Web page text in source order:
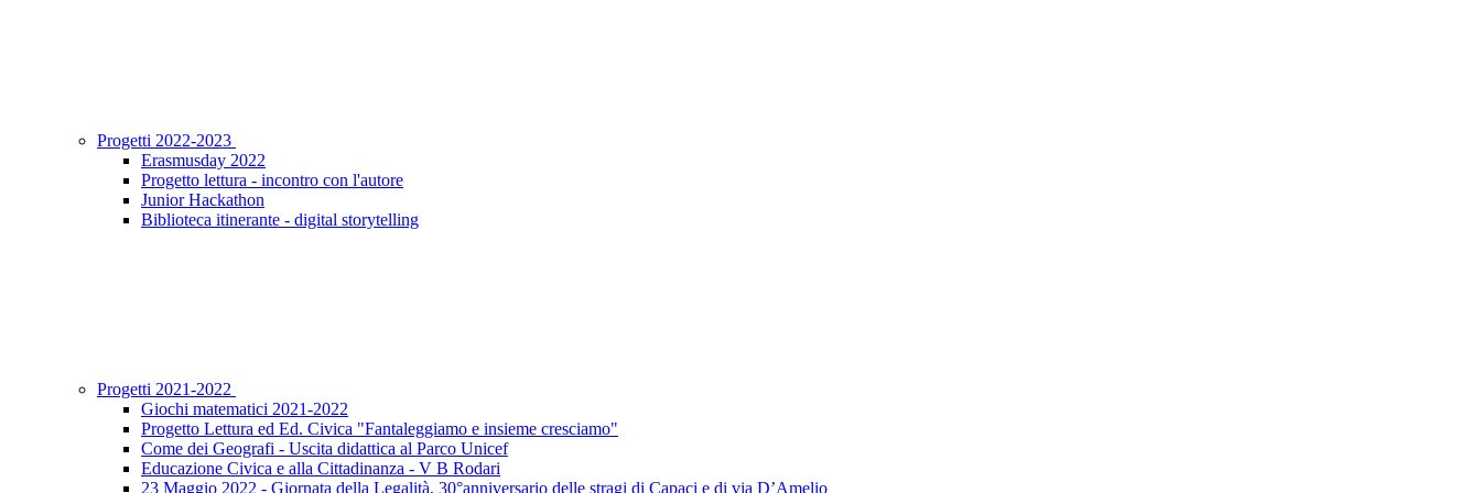
Progetti 2022-2023
Erasmusday 2022
Progetto lettura - incontro con l'autore
Junior Hackathon
Biblioteca itinerante - digital storytelling
Progetti 2021-2022
Giochi matematici 2021-2022
Progetto Lettura ed Ed. Civica "Fantaleggiamo e insieme cresciamo"
Come dei Geografi - Uscita didattica al Parco Unicef
Educazione Civica e alla Cittadinanza - V B Rodari
23 Maggio 2022 - Giornata della Legalità, 30°anniversario delle stragi di Capaci e di via D’Amelio